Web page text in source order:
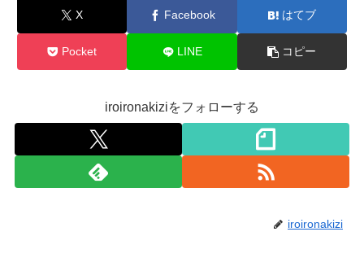
X Facebook はてブ
Pocket LINE コピー
iroironakiziをフォローする
iroironakizi